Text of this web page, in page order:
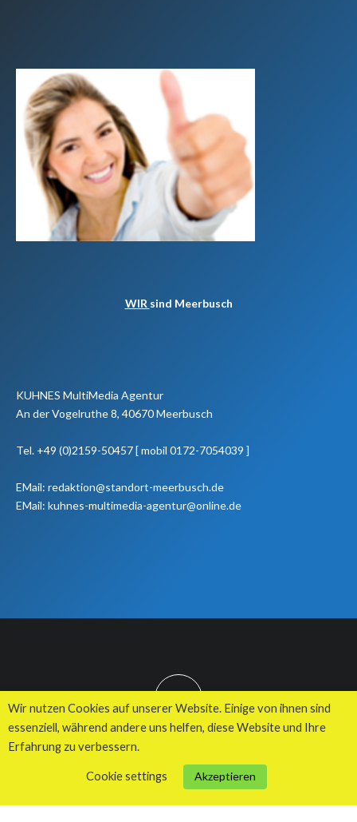
WIR sind Meerbusch
KUHNES MultiMedia Agentur
An der Vogelruthe 8, 40670 Meerbusch
Tel. +49 (0)2159-50457 [ mobil 0172-7054039 ]
EMail: redaktion@standort-meerbusch.de
EMail: kuhnes-multimedia-agentur@online.de
TOP
© 2026 Kuhnes MultiMedia Agentur
Wir nutzen Cookies auf unserer Website. Einige von ihnen sind
essenziell, während andere uns helfen, diese Website und Ihre
Erfahrung zu verbessern.
Cookie settings Akzeptieren